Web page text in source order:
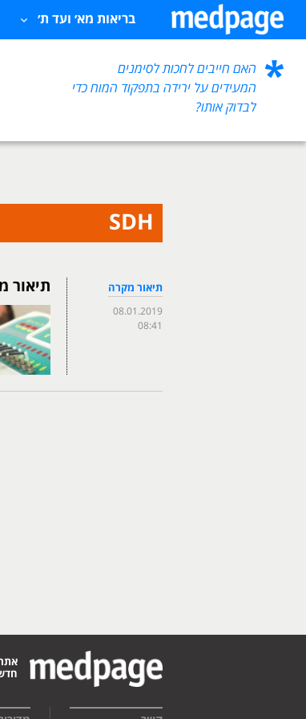
בריאות מא׳ ועד ת׳
האם חייבים לחכות לסימנים
המעידים על ירידה בתפקוד המוח כדי
לבדוק אותו?
SDH
תיאור מקרה
08.01.2019
08:41
תיאור